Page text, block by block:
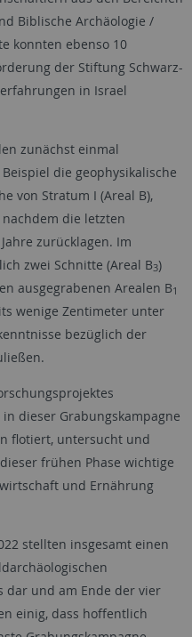
Biblische Archäologie /
konnten ebenso 10
der Stiftung Schwarz-
in Israel
zunächst einmal
die geophysikalische
von Stratum I (Areal B),
die letzten
zurücklagen. Im
zwei Schnitte (Areal B3)
ausgegrabenen Arealen B1
wenige Zentimeter unter
bezüglich der
dieser Grabungskampagne
flotiert, untersucht und
frühen Phase wichtige
und Ernährung
stellten insgesamt einen
dar und am Ende der vier
einig, dass hoffentlich